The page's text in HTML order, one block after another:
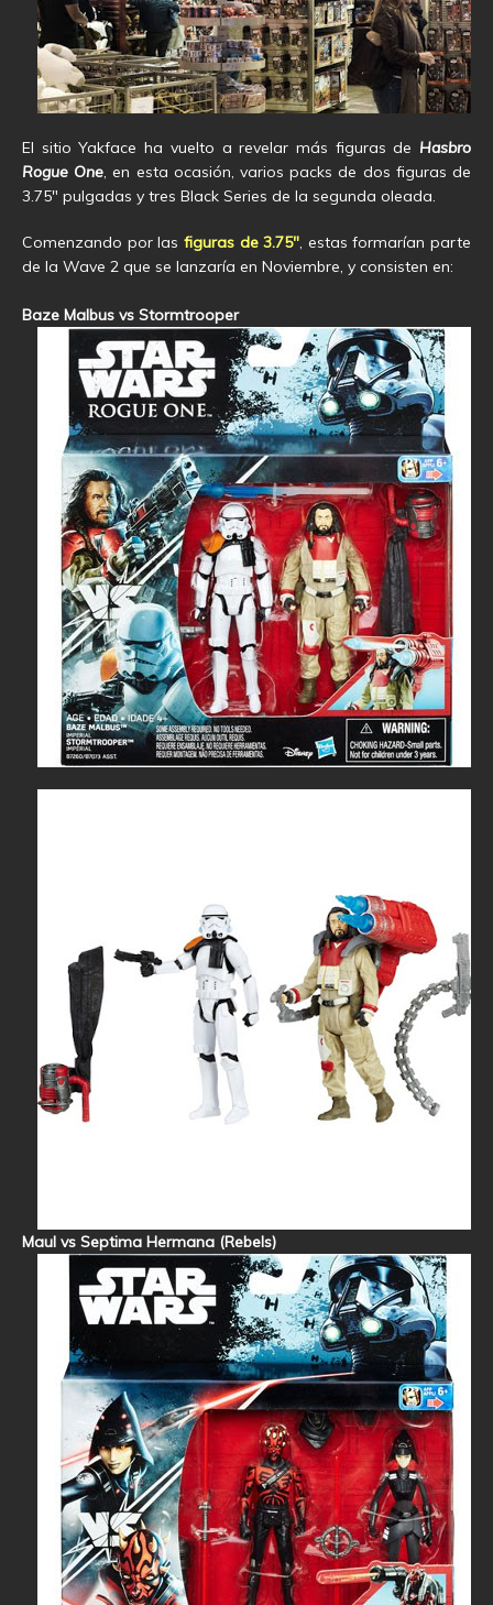
El sitio Yakface ha vuelto a revelar más figuras de Hasbro
Rogue One, en esta ocasión, varios packs de dos figuras de
3.75″ pulgadas y tres Black Series de la segunda oleada.
Comenzando por las figuras de 3.75″, estas formarían parte
de la Wave 2 que se lanzaría en Noviembre, y consisten en:
Baze Malbus vs Stormtrooper
Maul vs Septima Hermana (Rebels)